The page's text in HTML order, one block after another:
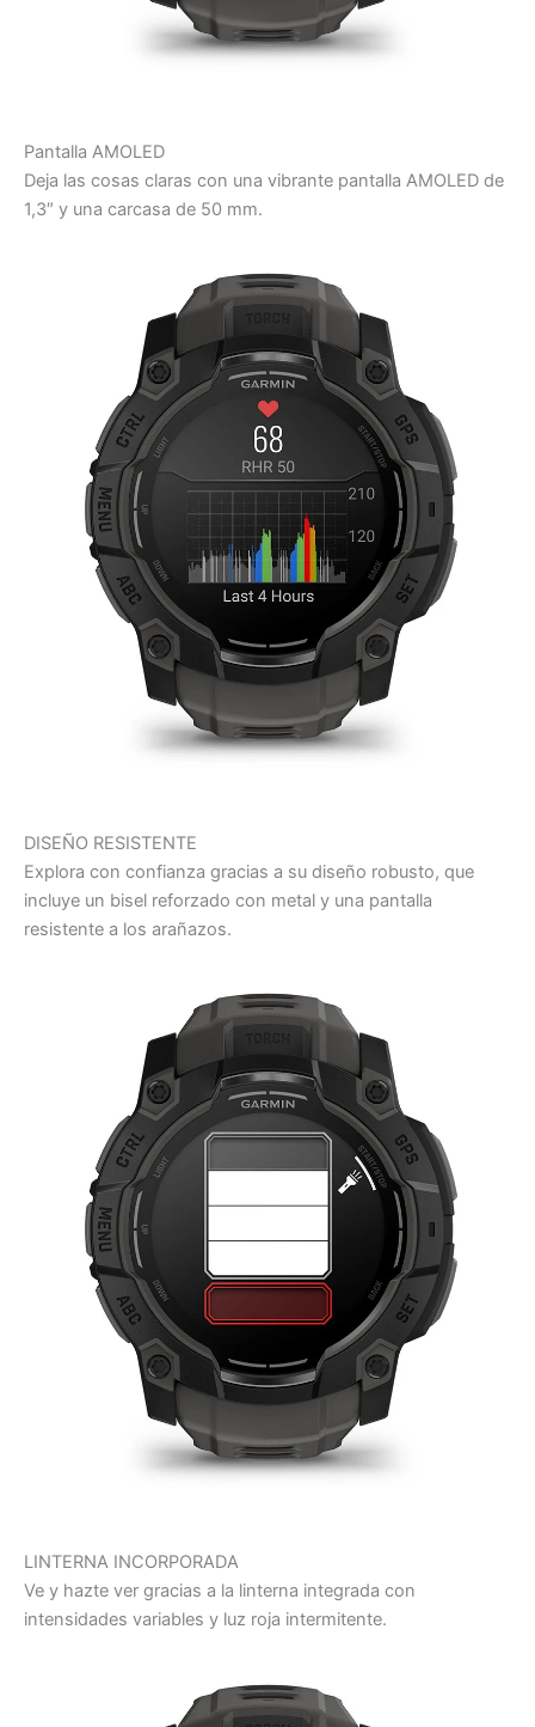
Pantalla AMOLED
Deja las cosas claras con una vibrante pantalla AMOLED de
1,3″ y una carcasa de 50 mm.
DISEÑO RESISTENTE
Explora con confianza gracias a su diseño robusto, que
incluye un bisel reforzado con metal y una pantalla
resistente a los arañazos.
LINTERNA INCORPORADA
Ve y hazte ver gracias a la linterna integrada con
intensidades variables y luz roja intermitente.